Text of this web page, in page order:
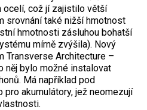
což jí zajistilo větší
srovnání také nižší hmotnost
hmotnosti zásluhou bohatší
mírně zvýšila). Nový
Transverse Architecture –
něj bylo možné instalovat
Má například pod
akumulátory, jež neomezují